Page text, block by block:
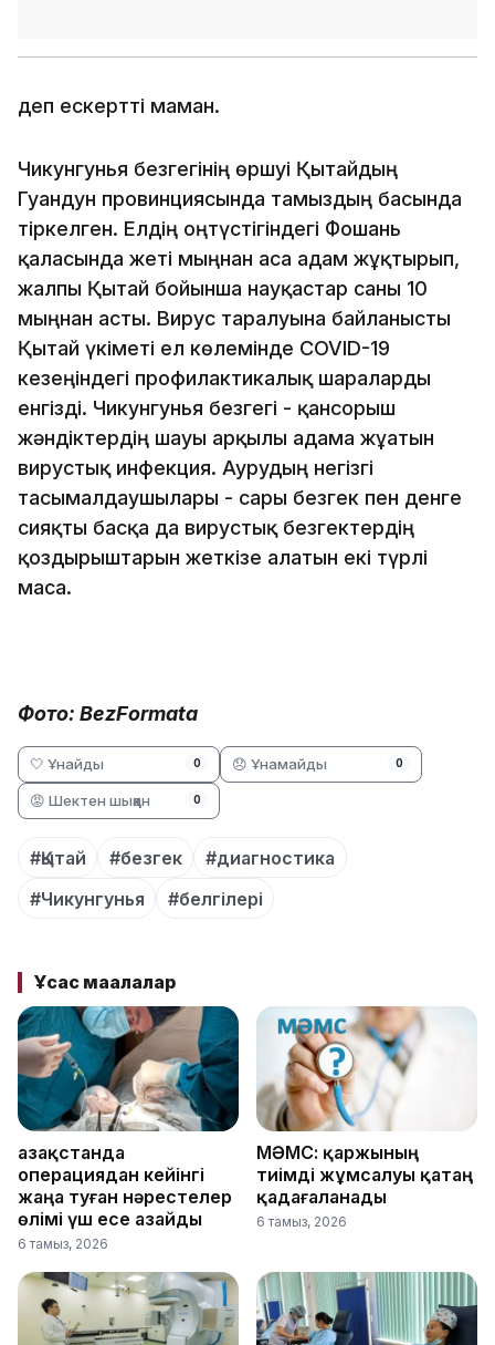
деп ескертті маман.
Чикунгунья безгегінің өршуі Қытайдың
Гуандун провинциясында тамыздың басында
тіркелген. Елдің оңтүстігіндегі Фошань
қаласында жеті мыңнан аса адам жұқтырып,
жалпы Қытай бойынша науқастар саны 10
мыңнан асты. Вирус таралуына байланысты
Қытай үкіметі ел көлемінде COVID-19
кезеңіндегі профилактикалық шараларды
енгізді. Чикунгунья безгегі - қансорғыш
жәндіктердің шағуы арқылы адамға жұғатын
вирустық инфекция. Аурудың негізгі
тасымалдаушылары - сары безгек пен денге
сияқты басқа да вирустық безгектердің
қоздырғыштарын жеткізе алатын екі түрлі
маса.
Фото: BezFormata
🤍 Ұнайды 0 😞 Ұнамайды 0
😡 Шектен шыққан 0
#Қытай #безгек
#диагностика
#Чикунгунья
#белгілері
Ұқсас мақалалар
Қазақстанда
операциядан кейінгі
жаңа туған нәрестелер
өлімі үш есе азайды
6 тамыз, 2026
МӘМС: қаржының
тиімді жұмсалуы қатаң
қадағаланады
6 тамыз, 2026